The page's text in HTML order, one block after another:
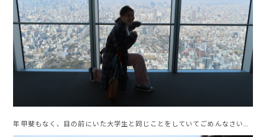
年甲斐もなく、目の前にいた大学生と同じことをしていてごめんなさい…